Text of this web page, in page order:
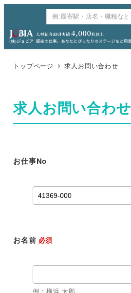
ン
コ
トップページ 求人お問い合わせ
求人お問い合わせ
お仕事No
お名前 必須
例：横浜 太郎